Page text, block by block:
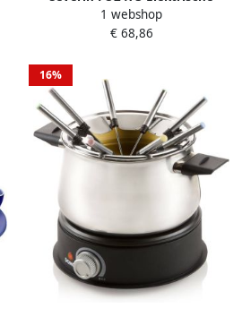
fondue 8 personen met
verwijderbare roestvrijstalen
bescherming
1 webshop
€ 68,86
16%